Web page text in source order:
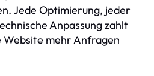
Jede Optimierung, jeder
Anpassung zahlt
Website mehr Anfragen